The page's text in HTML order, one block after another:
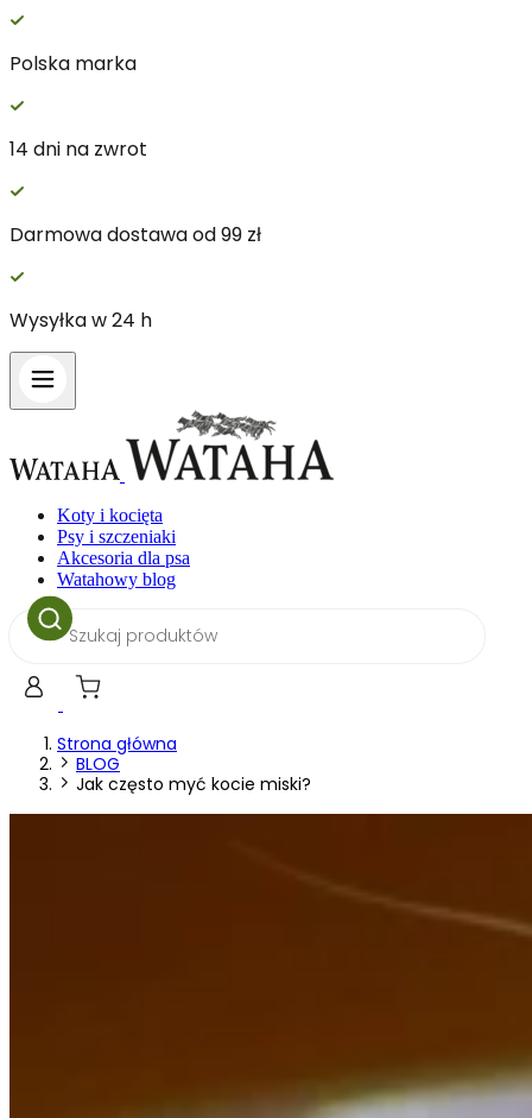
Polska marka
14 dni na zwrot
Darmowa dostawa od 99 zł
Wysyłka w 24 h
Koty i kocięta
Psy i szczeniaki
Akcesoria dla psa
Watahowy blog
Wyszukiwarka
produktów
Strona główna
BLOG
Jak często myć kocie miski?